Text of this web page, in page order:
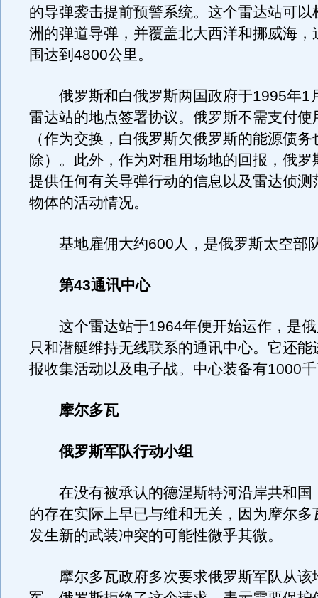
的导弹袭击提前预警系统。这个雷达站可以
洲的弹道导弹，并覆盖北大西洋和挪威海，
围达到4800公里。
俄罗斯和白俄罗斯两国政府于1995年1
雷达站的地点签署协议。俄罗斯不需支付使
（作为交换，白俄罗斯欠俄罗斯的能源债
除）。此外，作为对租用场地的回报，俄罗
提供任何有关导弹行动的信息以及雷达侦测
物体的活动情况。
基地雇佣大约600人，是俄罗斯太空部
第43通讯中心
这个雷达站于1964年便开始运作，是俄
只和潜艇维持无线联系的通讯中心。它还能
报收集活动以及电子战。中心装备有1000
摩尔多瓦
俄罗斯军队行动小组
在没有被承认的德涅斯特河沿岸共和国
的存在实际上早已与维和无关，因为摩尔多
发生新的武装冲突的可能性微乎其微。
摩尔多瓦政府多次要求俄罗斯军队从该